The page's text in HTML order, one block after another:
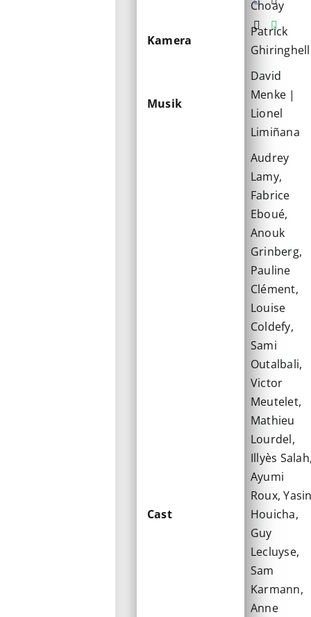
Choay
Kamera
Patrick
Musik
David
Menke |
Lionel
Limiñana
Cast
Audrey
Lamy,
Fabrice
Eboué,
Anouk
Grinberg,
Pauline
Clément,
Louise
Coldefy,
Sami
Outalbali,
Victor
Meutelet,
Mathieu
Lourdel,
Illyès
Ayumi
Roux,
Houicha,
Guy
Lecluyse,
Sam
Karmann,
Anne